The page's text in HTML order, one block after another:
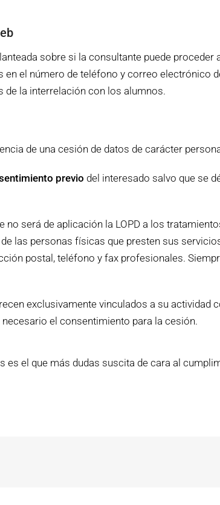
sobre si la consultante puede proceder
el número de teléfono y correo electrónico
de la interrelación con los alumnos.
de una cesión de datos de carácter
previo del interesado salvo que se
no será de aplicación la LOPD a los
las personas físicas que presten sus
postal, teléfono y fax profesionales.
exclusivamente vinculados a su actividad
el consentimiento para la cesión.
es el que más dudas suscita de cara al